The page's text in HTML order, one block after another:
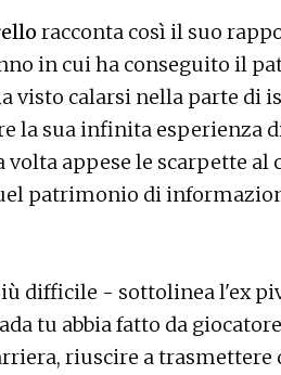
racconta così il suo
in cui ha conseguito il
visto calarsi nella parte di
la sua infinita esperienza
volta appese le scarpette al
patrimonio di
difficile - sottolinea l'ex
tu abbia fatto da
riuscire a trasmettere